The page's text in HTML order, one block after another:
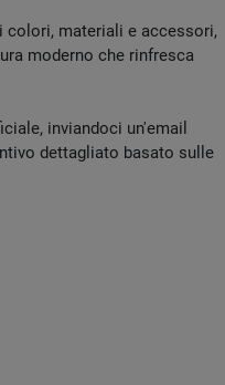
colori, materiali e accessori,
moderno che rinfresca
inviandoci un'email
dettagliato basato sulle